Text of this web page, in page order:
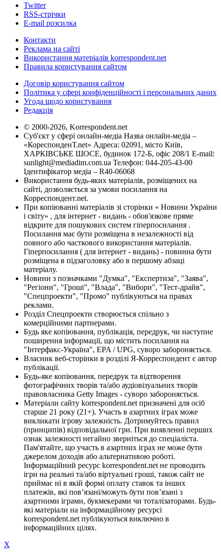
Twitter
RSS-стрічки
E-mail розсилка
Контакти
Реклама на сайті
Використання матеріалів korrespondent.net
Правила користування сайтом
Договір користування сайтом
Політика у сфері конфіденційності і персональних даних
Угода щодо користування
Редакція
© 2000-2026, Korrespondent.net
Суб'єкт у сфері онлайн-медіа Назва онлайн-медіа –
«КореспонденТ.net» Адреса: 02091, місто Київ,
ХАРКІВСЬКЕ ШОСЕ, будинок 172-Б, офіс 208/1 E-mail:
sunlight@mediadim.com.ua Телефон: 044-205-43-00
Ідентифікатор медіа – R40-06068
Використання будь-яких матеріалів, розміщених на
сайті, дозволяється за умови посилання на
Корреспондент.net.
При копіюванні матеріалів зі сторінки « Новини України
і світу» , для інтернет - видань - обов'язкове пряме
відкрите для пошукових систем гіперпосилання .
Посилання має бути розміщена в незалежності від
повного або часткового використання матеріалів.
Гіперпосилання ( для інтернет - видань) - повинна бути
розміщена в підзаголовку або в першому абзаці
матеріалу.
Новини з позначками "Думка", "Експертиза", "Заява",
"Регіони", "Гроші", "Влада", "Вибори", "Тест-драйв",
"Спецпроекти", "Промо" публікуються на правах
реклами.
Розділ Спецпроекти створюється спільно з
комерційними партнерами.
Будь яке копіювання, публікація, передрук, чи наступне
поширення інформації, що містить посилання на
"Інтерфакс-Україна", EPA / UPG, суворо забороняється.
Власник веб-сторінки в розділі Я-Корреспондент є автор
публікації.
Будь-яке копіювання, передрук та відтворення
фотографічних творів та/або аудіовізуальних творів
правовласника Getty Images - суворо забороняється.
Матеріали сайту korrespondent.net призначені для осіб
старше 21 року (21+). Участь в азартних іграх може
викликати ігрову залежність. Дотримуйтесь правил
(принципів) відповідальної гри. При виявленні перших
ознак залежності негайно зверніться до спеціаліста.
Пам'ятайте, що участь в азартних іграх не може бути
джерелом доходів або альтернативою роботі.
Інформаційний ресурс korrespondent.net не проводить
ігри на реальні та/або віртуальні гроші, також сайт не
приймає ні в якій формі оплату ставок та інших
платежів, які пов’язані/можуть бути пов’язані з
азартними іграми, букмекерами чи тоталізаторами. Будь-
які матеріали на інформаційному ресурсі
korrespondent.net публікуються виключно в
інформаційних цілях.
X